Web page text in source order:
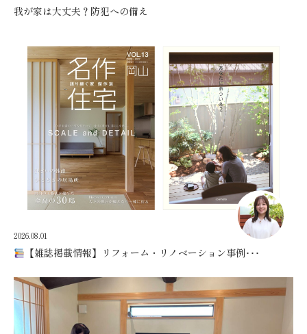
我が家は大丈夫？防犯への備え
2026.08.01
【雑誌掲載情報】リフォーム・リノベーション事例･･･